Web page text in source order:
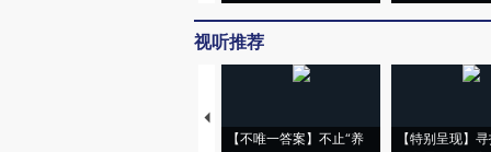
视听推荐
【不唯一答案】不止“养
【特别呈现】